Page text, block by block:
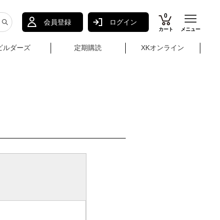
会員登録 ログイン
0
カート メニュー
ルダーズ 定期購読 XKオンライン